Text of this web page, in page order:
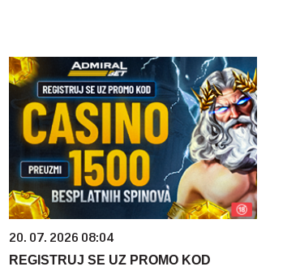
20. 07. 2026 08:04
REGISTRUJ SE UZ PROMO KOD